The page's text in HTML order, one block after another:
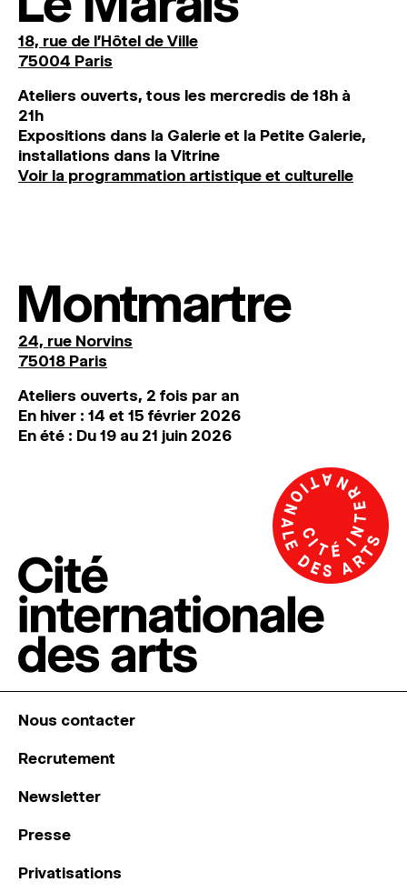
18, rue de l'Hôtel de Ville
75004 Paris
Ateliers ouverts, tous les mercredis de 18h à
21h
Expositions dans la Galerie et la Petite Galerie,
installations dans la Vitrine
Voir la programmation artistique et culturelle
Montmartre
24, rue Norvins
75018 Paris
Ateliers ouverts, 2 fois par an
En hiver : 14 et 15 février 2026
En été : Du 19 au 21 juin 2026
Nous contacter
Recrutement
Newsletter
Presse
Privatisations